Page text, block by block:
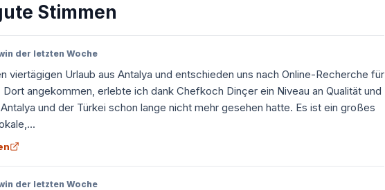
Stimmen
in der letzten Woche
viertägigen Urlaub aus Antalya und entschieden uns nach Online-Recherche für
angekommen, erlebte ich dank Chefkoch Dinçer ein Niveau an Qualität und
und der Türkei schon lange nicht mehr gesehen hatte. Es ist ein großes
in der letzten Woche